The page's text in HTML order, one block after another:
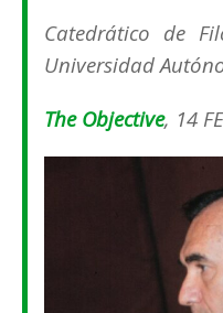
Catedrático de
Universidad
The Objective, 14